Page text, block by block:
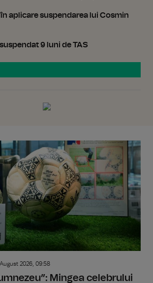
aplicare suspendarea lui Cosmin
9 luni de TAS
2026, 09:58
Mingea celebrului